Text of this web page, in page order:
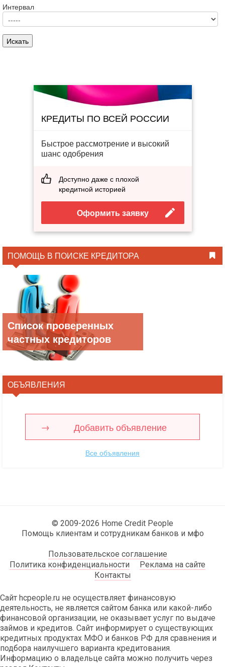
Интервал
КРЕДИТЫ ПО ВСЕЙ РОССИИ
Быстрое рассмотрение и высокий
шанс одобрения
Доступно даже с плохой
кредитной историей
Оформить заявку
ПОМОЩЬ В ПОИСКЕ КРЕДИТОРА
Список проверенных
частных кредиторов
ОБЪЯВЛЕНИЯ
Добавить объявление
Все объявления
© 2009-2026 Home Credit People
Помощь клиентам и сотрудникам банков и мфо
Пользовательское соглашение
Политика конфиденциальности
Реклама на сайте
Контакты
Сайт hcpeople.ru не осуществляет финансовую
деятельность, не является сайтом банка или какой-либо
финансовой организации, не оказывает услуг по выдаче
займов и кредитов. Сайт информирует о существующих
кредитных продуктах МФО и банков РФ для сравнения и
подбора наилучшего варианта кредитования.
Информацию о владельце сайта можно получить через